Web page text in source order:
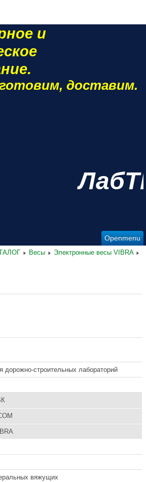
и
доставим.
Openmenu
Весы
Электронные весы VIBRA
дорожно-строительных лабораторий
вяжущих